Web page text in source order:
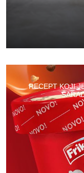
RECEPT KOJI